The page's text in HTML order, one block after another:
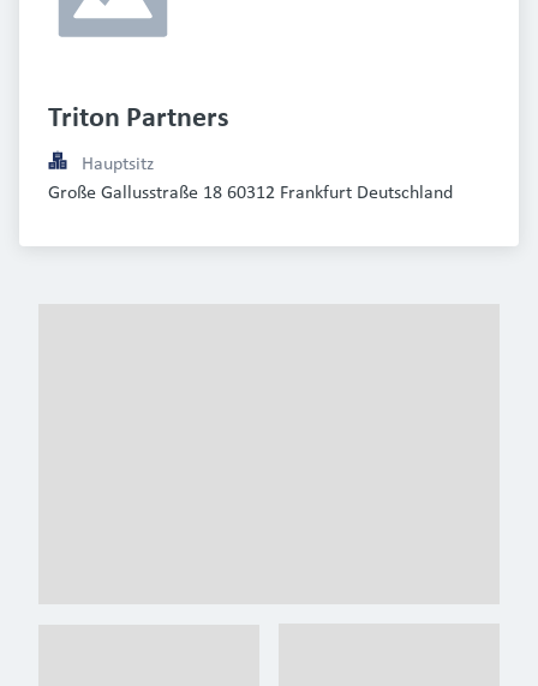
Triton Partners
Hauptsitz
Große Gallusstraße 18 60312 Frankfurt Deutschland